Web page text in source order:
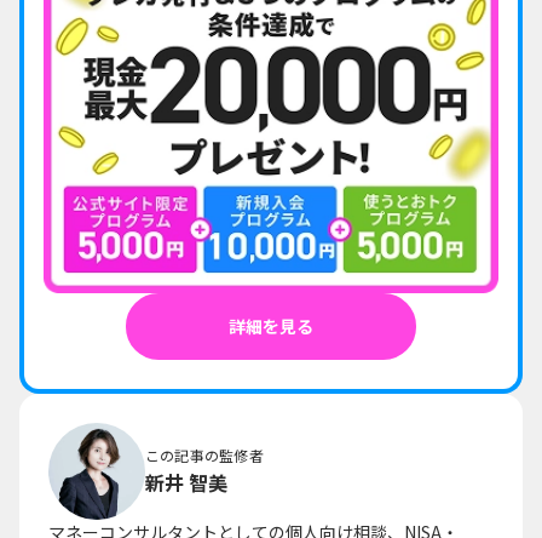
詳細を見る
この記事の監修者
新井 智美
マネーコンサルタントとしての個人向け相談、NISA・